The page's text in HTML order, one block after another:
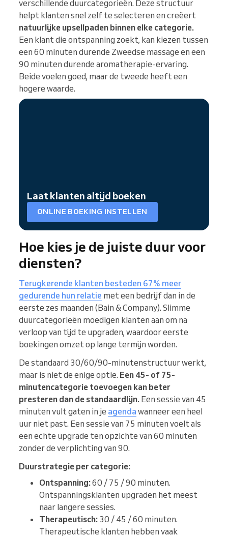
verschillende duurcategorieën. Deze structuur
helpt klanten snel zelf te selecteren en creëert
natuurlijke upsellpaden binnen elke categorie.
Een klant die ontspanning zoekt, kan kiezen tussen
een 60 minuten durende Zweedse massage en een
90 minuten durende aromatherapie-ervaring.
Beide voelen goed, maar de tweede heeft een
hogere waarde.
Laat klanten altijd boeken
ONLINE BOEKING INSTELLEN
Hoe kies je de juiste duur voor
diensten?
Terugkerende klanten besteden 67% meer
gedurende hun relatie met een bedrijf dan in de
eerste zes maanden (Bain & Company). Slimme
duurcategorieën moedigen klanten aan om na
verloop van tijd te upgraden, waardoor eerste
boekingen omzet op lange termijn worden.
De standaard 30/60/90-minutenstructuur werkt,
maar is niet de enige optie. Een 45- of 75-
minutencategorie toevoegen kan beter
presteren dan de standaardlijn. Een sessie van 45
minuten vult gaten in je agenda wanneer een heel
uur niet past. Een sessie van 75 minuten voelt als
een echte upgrade ten opzichte van 60 minuten
zonder de verplichting van 90.
Duurstrategie per categorie:
Ontspanning:60 / 75 / 90 minuten.
Ontspanningsklanten upgraden het meest
naar langere sessies.
Therapeutisch: 30 / 45 / 60 minuten.
Therapeutische klanten hebben vaak